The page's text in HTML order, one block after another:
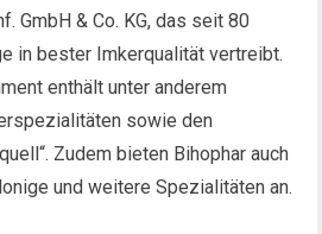
GmbH & Co. KG, das seit 80
in bester Imkerqualität vertreibt.
enthält unter anderem
sowie den
Zudem bieten Bihophar auch
und weitere Spezialitäten an.